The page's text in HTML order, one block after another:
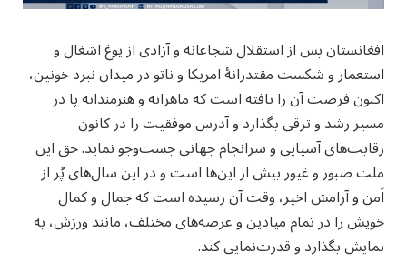
افغانستان پس از استقلال شجاعانه و آزادی از یوغ اشغال و
استعمار و شکست مقتدرانۀ امریکا و ناتو در میدان نبرد خونین،
اکنون فرصت آن را یافته است که ماهرانه و هنرمندانه پا در
مسیر رشد و ترقی بگذارد و آدرس موفقیت را در کانون
رقابت‌های آسیایی و سرانجام جهانی جست‌وجو نماید. حق این
ملت صبور و غیور بیش از این‌ها است و در این سال‌های پُر از
اَمن و آرامش اخیر، وقت آن رسیده است که جمال و کمال
خویش را در تمام میادین و عرصه‌های مختلف، مانند ورزش، به
نمایش بگذارد و قدرت‌نمایی کند.